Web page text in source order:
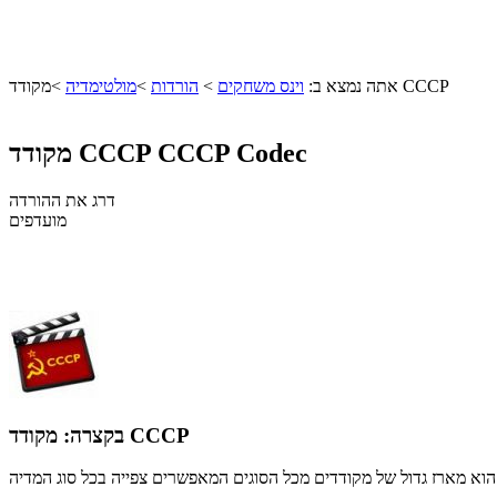
אתה נמצא ב: וינס משחקים > הורדות >מולטימדיה > מקודד CCCP
מקודד CCCP CCCP Codec
דרג את ההורדה
מועדפים
בקצרה: מקודד CCCP